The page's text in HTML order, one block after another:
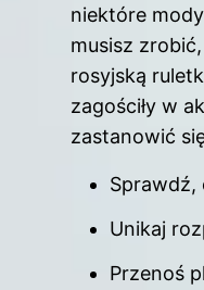
niektóre
musisz
rosyjską
zagościły w
zastanowić
Sprawdź,
Unikaj
Przenoś